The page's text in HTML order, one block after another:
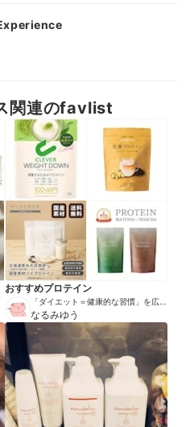
関連のfavlist
おすすめプロテイン
「ダイエット＝健康的な習慣」を広め
る伝道師
なるみゆう